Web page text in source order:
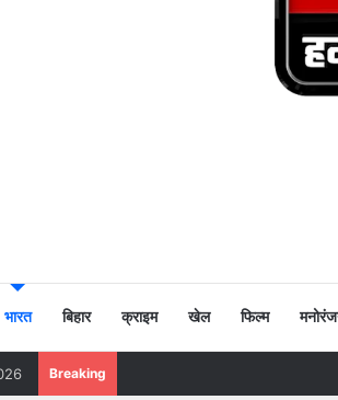
भारत बिहार क्राइम खेल फिल्म
Breaking